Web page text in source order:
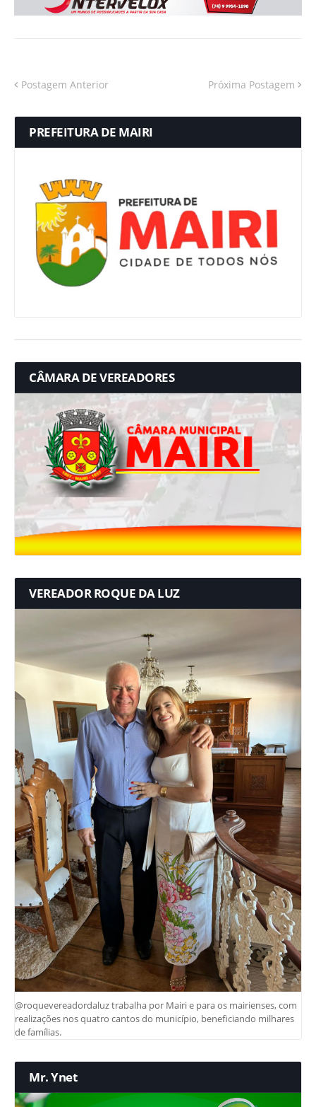
Postagem Anterior Próxima Postagem
PREFEITURA DE MAIRI
CÂMARA DE VEREADORES
VEREADOR ROQUE DA LUZ
@roquevereadordaluz trabalha por Mairi e para os mairienses, com
realizações nos quatro cantos do município, beneficiando milhares
de famílias.
Mr. Ynet